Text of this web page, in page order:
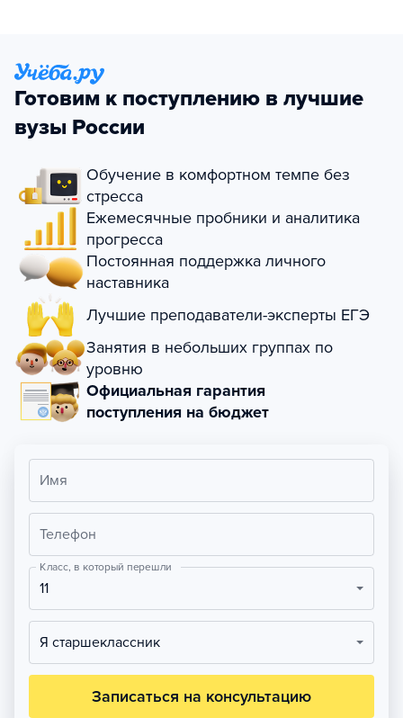
Готовим к поступлению в лучшие
вузы России
Обучение в комфортном темпе без
стресса
Ежемесячные пробники и аналитика
прогресса
Постоянная поддержка личного
наставника
Лучшие преподаватели-эксперты ЕГЭ
Занятия в небольших группах по
уровню
Официальная гарантия
поступления на бюджет
Имя
Телефон
Класс, в который перешли
11
Я старшеклассник
Записаться на консультацию